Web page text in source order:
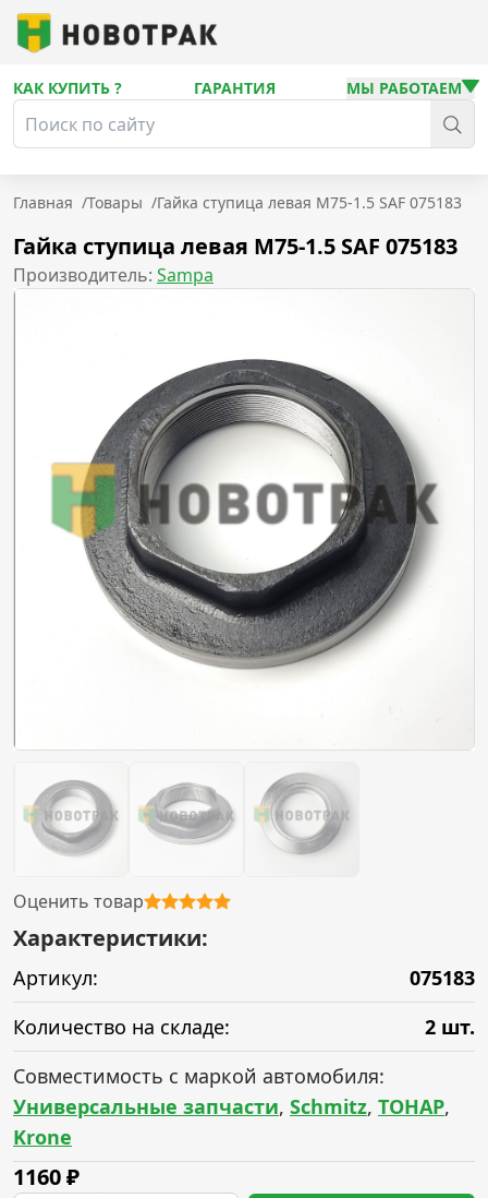
КАК КУПИТЬ ? ГАРАНТИЯ МЫ РАБОТАЕМ
Главная /Товары /Гайка ступица левая M75-1.5 SAF 075183
Гайка ступица левая M75-1.5 SAF 075183
Производитель: Sampa
Оценить товар
Характеристики:
Артикул:
075183
Количество на складе:
2 шт.
Совместимость с маркой автомобиля:
Универсальные запчасти, Schmitz, ТОНАР,
Krone
1160₽